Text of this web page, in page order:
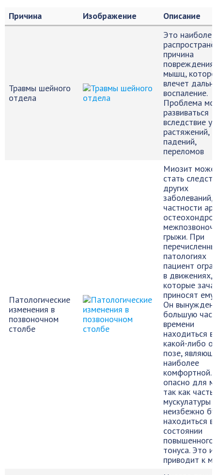
Причина Изображение Описание
Травмы шейного
отдела
Это наиболее
причина
повреждения
мышц,
влечет
воспаление.
Проблема
развиваться
вследствие
растяжений,
падений,
переломов
Патологические
изменения в
позвоночном
столбе
Миозит
стать
других
заболеваний,
частности
грыжи. При
патологиях
пациент
в движениях,
которые
приносят ему
Он вынужден
большую
времени
находиться в
какой-либо
позе,
наиболее
комфортной.
опасно для
так как часть
мускулатуры
неизбежно
находиться в
состоянии
повышенного
тонуса. Это и
приводит к